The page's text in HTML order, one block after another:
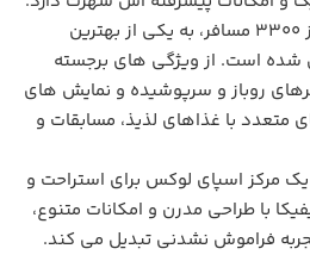
این کشتی با ظرفیت بیش از ۳۳۰۰ مسافر، به یکی از بهترین
شده است. از ویژگی ‌های برجسته
روباز و سرپوشیده و نمایش ‌های
متعدد با غذاهای لذیذ، مسابقات و
مرکز اسپای لوکس برای استراحت و
با طراحی مدرن و امکانات متنوع،
فراموش ‌نشدنی تبدیل می ‌کند.